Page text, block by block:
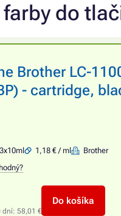
do
Brother LC-
- cartridge,
1,18 € / ml
Brother
dní: 58,01 €
Do košíka